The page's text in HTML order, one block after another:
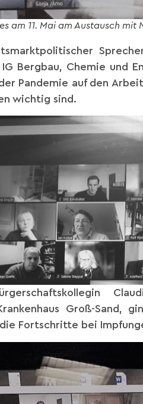
am 11. Mai am Austausch mit
Bergbau, Chemie und
Pandemie auf den
wichtig sind.
Groß-Sand,
Fortschritte bei